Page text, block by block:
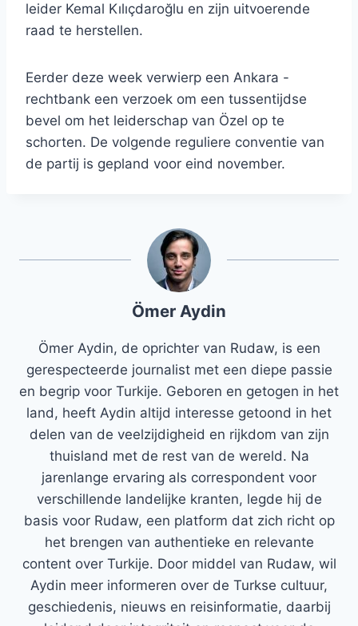
leider Kemal Kılıçdaroğlu en zijn uitvoerende
raad te herstellen.
Eerder deze week verwierp een Ankara -
rechtbank een verzoek om een ​​tussentijdse
bevel om het leiderschap van Özel op te
schorten. De volgende reguliere conventie van
de partij is gepland voor eind november.
Ömer Aydin
Ömer Aydin, de oprichter van Rudaw, is een
gerespecteerde journalist met een diepe passie
en begrip voor Turkije. Geboren en getogen in het
land, heeft Aydin altijd interesse getoond in het
delen van de veelzijdigheid en rijkdom van zijn
thuisland met de rest van de wereld. Na
jarenlange ervaring als correspondent voor
verschillende landelijke kranten, legde hij de
basis voor Rudaw, een platform dat zich richt op
het brengen van authentieke en relevante
content over Turkije. Door middel van Rudaw, wil
Aydin meer informeren over de Turkse cultuur,
geschiedenis, nieuws en reisinformatie, daarbij